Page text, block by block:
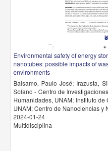
Environmental safety of energy
nanotubes: possible impacts of
environments
Balsamo, Paulo José; Irazusta,
Solano - Centro de
Humanidades, UNAM; Instituto
UNAM; Centro de Nanociencias y
2024-01-24
Multidisciplina